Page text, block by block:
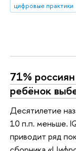
цифровые практики
71%
ребёнок
Десятилетие
10 п.п. меньше.
приводит ряд